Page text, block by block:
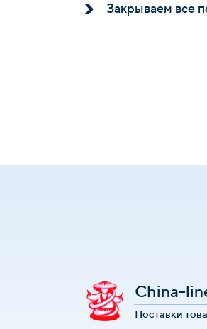
Закрываем все
China-
Поставки